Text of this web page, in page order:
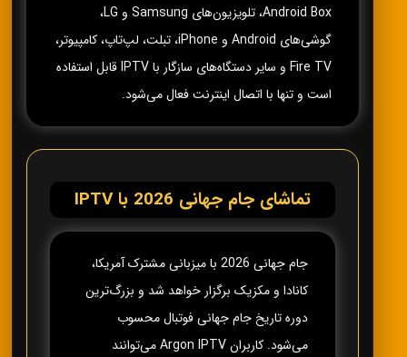
Android Box، تلویزیون‌های Samsung و LG،
گوشی‌های Android و iPhone، تبلت، لپ‌تاپ، کامپیوتر،
Fire TV و سایر دستگاه‌های سازگار با IPTV قابل استفاده
است و تنها با اتصال اینترنت فعال می‌شود.
تماشای جام جهانی 2026 با IPTV
جام جهانی 2026 با میزبانی مشترک آمریکا،
کانادا و مکزیک برگزار خواهد شد و بزرگ‌ترین
دوره تاریخ جام جهانی فوتبال محسوب
می‌شود. کاربران Argon IPTV می‌توانند